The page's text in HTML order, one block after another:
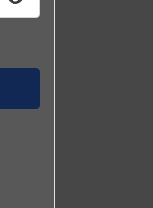
Passwort anzeigen